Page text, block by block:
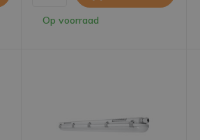
Op voorraad